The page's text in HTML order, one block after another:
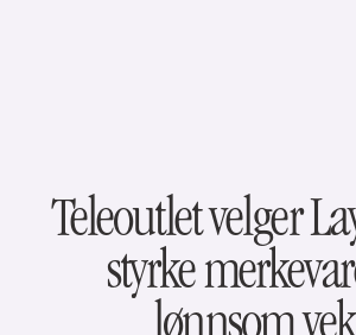
Teleoutlet velger
styrke